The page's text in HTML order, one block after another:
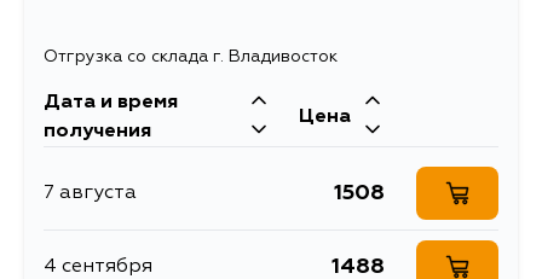
Отгрузка со склада г. Владивосток
Дата и время
получения
Цена
7 августа 1508
4 сентября 1488